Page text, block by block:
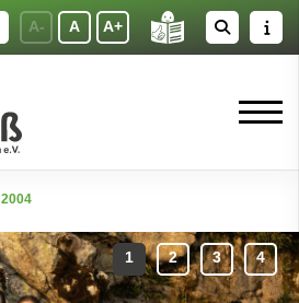
A- A A+
2004